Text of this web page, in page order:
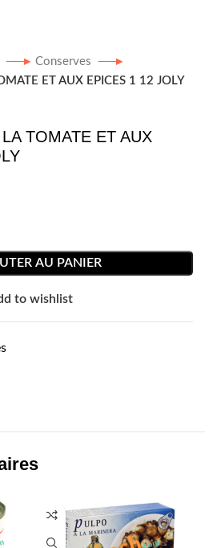
Conserves
ET AUX EPICES 1 12 JOLY
TOMATE ET AUX
AU PANIER
to wishlist